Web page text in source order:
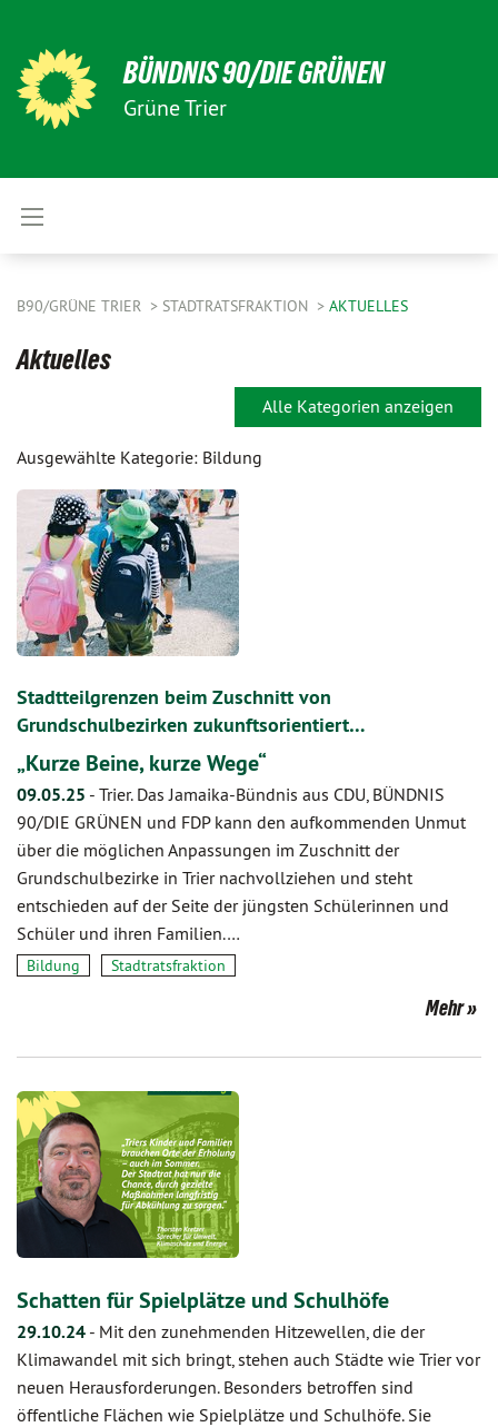
BÜNDNIS 90/DIE GRÜNEN
Grüne Trier
B90/GRÜNE TRIER STADTRATSFRAKTION AKTUELLES
Aktuelles
Alle Kategorien anzeigen
Ausgewählte Kategorie: Bildung
Stadtteilgrenzen beim Zuschnitt von
Grundschulbezirken zukunftsorientiert…
„Kurze Beine, kurze Wege“
09.05.25 - Trier. Das Jamaika-Bündnis aus CDU, BÜNDNIS
90/DIE GRÜNEN und FDP kann den aufkommenden Unmut
über die möglichen Anpassungen im Zuschnitt der
Grundschulbezirke in Trier nachvollziehen und steht
entschieden auf der Seite der jüngsten Schülerinnen und
Schüler und ihren Familien.…
Bildung Stadtratsfraktion
Mehr
Schatten für Spielplätze und Schulhöfe
29.10.24 - Mit den zunehmenden Hitzewellen, die der
Klimawandel mit sich bringt, stehen auch Städte wie Trier vor
neuen Herausforderungen. Besonders betroffen sind
öffentliche Flächen wie Spielplätze und Schulhöfe. Sie